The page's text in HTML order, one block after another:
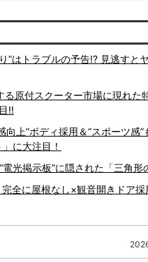
”はトラブルの予告!? 見逃すと
る原付スクーター市場に現れた
!!
上”ボディ採用＆“スポーツ感”
に大注目！
光掲示板”に隠された「三角形
全に屋根なし×観音開きドア